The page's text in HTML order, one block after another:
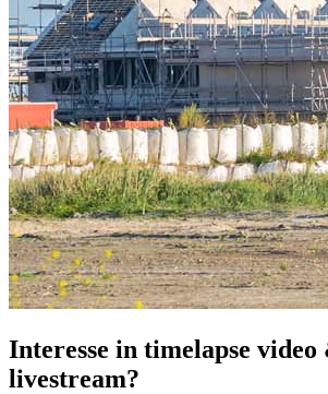
Interesse in timelapse video
livestream?